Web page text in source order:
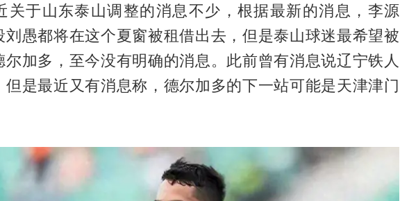
关于山东泰山调整的消息不少，根据最新的消息，李源
刘愚都将在这个夏窗被租借出去，但是泰山球迷最希望被
尔加多，至今没有明确的消息。此前曾有消息说辽宁铁人
但是最近又有消息称，德尔加多的下一站可能是天津津门